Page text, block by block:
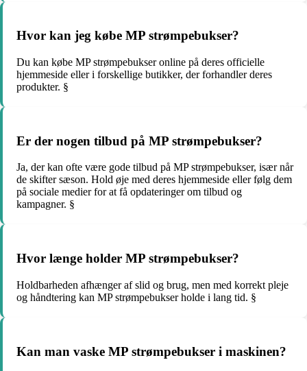
Hvor kan jeg købe MP strømpebukser?
Du kan købe MP strømpebukser online på deres officielle
hjemmeside eller i forskellige butikker, der forhandler deres
produkter. §
Er der nogen tilbud på MP strømpebukser?
Ja, der kan ofte være gode tilbud på MP strømpebukser, især når
de skifter sæson. Hold øje med deres hjemmeside eller følg dem
på sociale medier for at få opdateringer om tilbud og
kampagner. §
Hvor længe holder MP strømpebukser?
Holdbarheden afhænger af slid og brug, men med korrekt pleje
og håndtering kan MP strømpebukser holde i lang tid. §
Kan man vaske MP strømpebukser i maskinen?